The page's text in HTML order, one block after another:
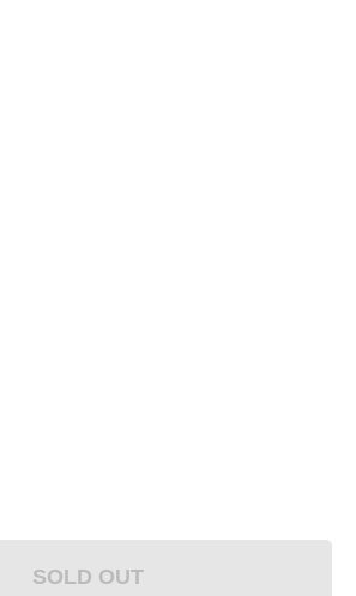
SOLD OUT